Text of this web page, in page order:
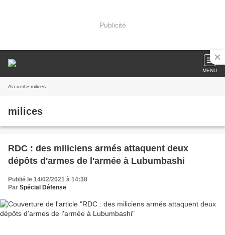
Publicité
MENU
Accueil » milices
milices
RDC : des miliciens armés attaquent deux
dépôts d'armes de l'armée à Lubumbashi
Publié le 14/02/2021 à 14:38
Par Spécial Défense